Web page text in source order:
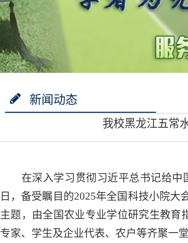
新闻动态
我校黑龙江五常
在深入学习贯彻习近平总书记给
日，备受瞩目的2025年全国科技小院
主题，由全国农业专业学位研究生教育
专家、学生及企业代表、农户等齐聚一